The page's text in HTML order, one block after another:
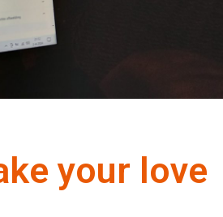
your love